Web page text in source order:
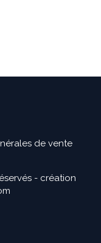
de vente
- création